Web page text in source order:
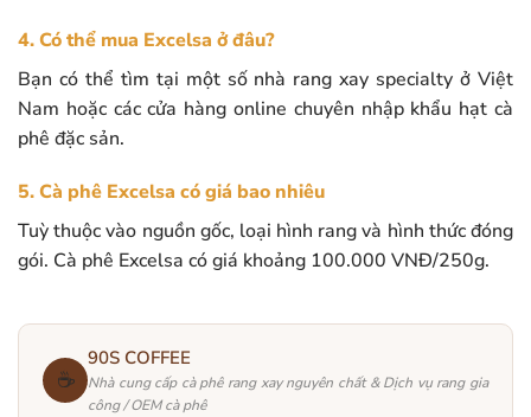
4. Có thể mua Excelsa ở đâu?
Bạn có thể tìm tại một số nhà rang xay specialty ở Việt
Nam hoặc các cửa hàng online chuyên nhập khẩu hạt cà
phê đặc sản.
5. Cà phê Excelsa có giá bao nhiêu
Tuỳ thuộc vào nguồn gốc, loại hình rang và hình thức đóng
gói. Cà phê Excelsa có giá khoảng 100.000 VNĐ/250g.
☕
90S COFFEE
Nhà cung cấp cà phê rang xay nguyên chất & Dịch vụ rang gia
công / OEM cà phê